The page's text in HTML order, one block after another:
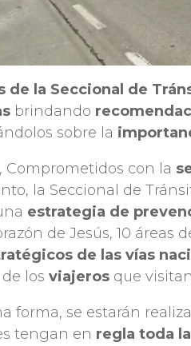
de la Seccional de
brindando
sobre la
, Comprometidos con la
la Seccional de
estrategia de
de Jesús, 10
de las vías
de los viajeros que
forma, se estarán
tengan en regla toda